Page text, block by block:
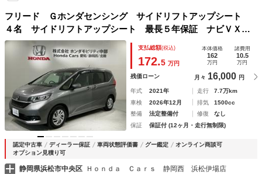
フリード Ｇホンダセンシング サイドリフトアップシート
４名 サイドリフトアップシート 最長５年保証 ナビＶＸＭ
－２１７ＶＦＮｉ Ｒカメラ ＣＤ録音 ＢＴオ－ディオ Ｄ
ＶＤ Ｒモニタ－ ＥＴＣ ＬＥＤライト 両側電動ドア Ｖ
ＳＡ シ－トヒ－タ－ スマ－トキ－
支払総額(税込)
172.5 万円
本体価格
162
万円
諸費用
10.5
万円
残価ローン 月々 16,000 円
年式 2021年 走行
7.7万km
車検
2026年12月 排気
1500cc
整備
法定整備付 修復
なし
保証
保証付 (12ヶ月・走行無制限)
認定中古車 ディーラー保証 車両状態評価書 グー鑑定
オンライン商談可
オプション見積り可
静岡県浜松市中央区 Ｈｏｎｄａ Ｃａｒｓ 静岡西 浜松伊場店